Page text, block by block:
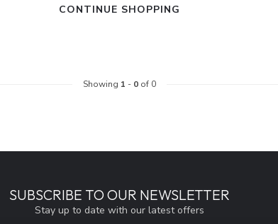
CONTINUE SHOPPING
Showing 1 - 0of 0
SUBSCRIBE TO OUR NEWSLETTER
Stay up to date with our latest offers